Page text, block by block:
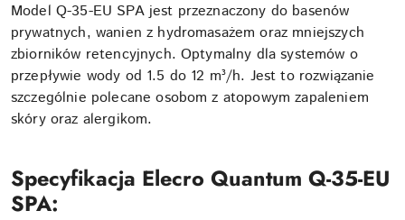
Model Q-35-EU SPA jest przeznaczony do basenów
prywatnych, wanien z hydromasażem oraz mniejszych
zbiorników retencyjnych. Optymalny dla systemów o
przepływie wody od 1.5 do 12 m³/h. Jest to rozwiązanie
szczególnie polecane osobom z atopowym zapaleniem
skóry oraz alergikom.
Specyfikacja Elecro Quantum Q-35-EU
SPA: